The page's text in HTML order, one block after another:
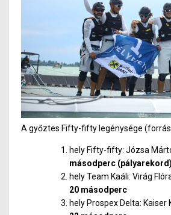
A győztes Fifty-fifty legénysége
hely Fifty-fifty: Józsa
másodperc (pályarekord)
hely Team Kaáli: Virág
20 másodperc
hely Prospex Delta: Kaiser